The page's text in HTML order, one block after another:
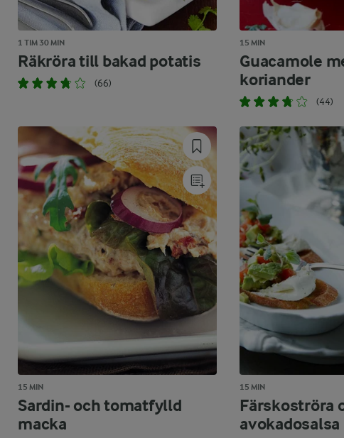
1 TIM 30 MIN
Räkröra till bakad potatis
(66)
15 MIN
Guacamole
koriander
(44)
15 MIN
Sardin- och tomatfylld
macka
15 MIN
Färskoströra